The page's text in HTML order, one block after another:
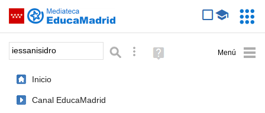
Saltar navegación
Palabra o frase: Búsqueda avanzada
Ayuda
(en
Inicio
Canal EducaMadrid